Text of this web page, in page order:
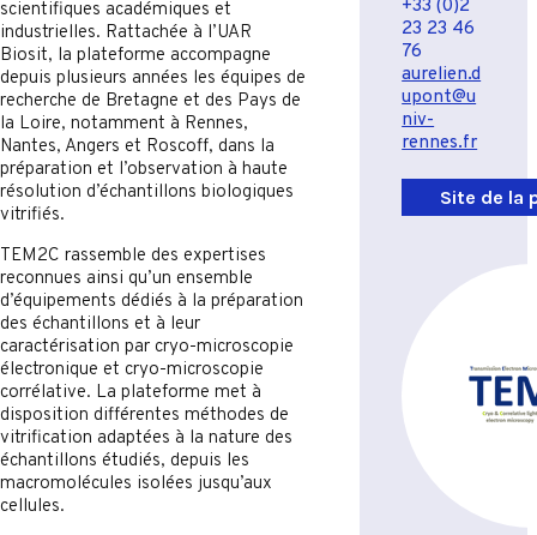
scientifiques académiques et
industrielles. Rattachée à l’UAR
Biosit, la plateforme accompagne
depuis plusieurs années les équipes de
recherche de Bretagne et des Pays de
la Loire, notamment à Rennes,
Nantes, Angers et Roscoff, dans la
préparation et l’observation à haute
résolution d’échantillons biologiques
vitrifiés.
TEM2C rassemble des expertises
reconnues ainsi qu’un ensemble
d’équipements dédiés à la préparation
des échantillons et à leur
caractérisation par cryo-microscopie
électronique et cryo-microscopie
corrélative. La plateforme met à
disposition différentes méthodes de
vitrification adaptées à la nature des
échantillons étudiés, depuis les
macromolécules isolées jusqu’aux
cellules.
+33 (0)2
23 23 46
76
aurelien.d
upont@u
niv-
rennes.fr
Site de la